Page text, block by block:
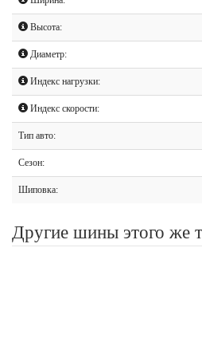
Высота:
Диаметр:
Индекс нагрузки:
Индекс скорости:
Тип авто:
Сезон:
Шиповка:
Другие шины этого же